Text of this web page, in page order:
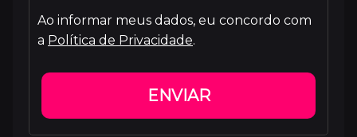
Ao informar meus dados, eu concordo com
a Política de Privacidade.
ENVIAR